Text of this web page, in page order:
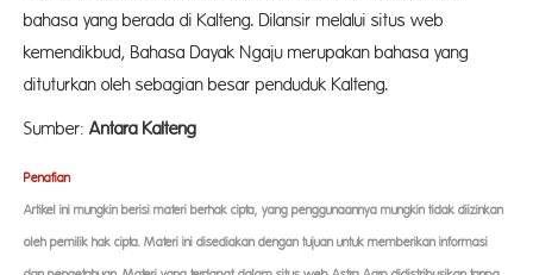
bahasa yang berada di Kalteng. Dilansir melalui situs web
kemendikbud, Bahasa Dayak Ngaju merupakan bahasa yang
dituturkan oleh sebagian besar penduduk Kalteng.
Sumber: Antara Kalteng
Penafian
Artikel ini mungkin berisi materi berhak cipta, yang penggunaannya mungkin tidak diizinkan
oleh pemilik hak cipta. Materi ini disediakan dengan tujuan untuk memberikan informasi